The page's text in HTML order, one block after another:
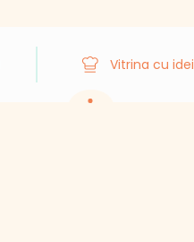
Vitrina cu idei